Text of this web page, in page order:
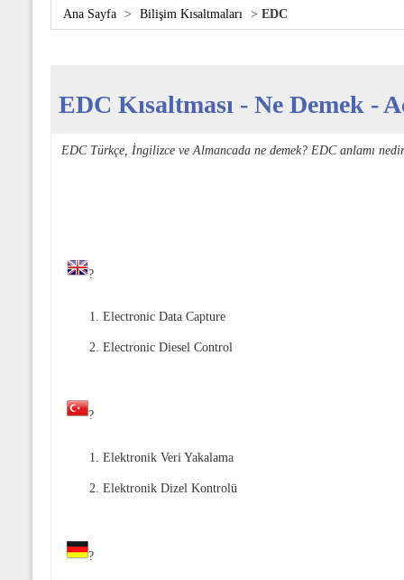
Ana Sayfa > Bilişim Kısaltmaları > EDC
EDC Kısaltması - Ne Demek -
EDC Türkçe, İngilizce ve Almancada ne demek? EDC anlamı
?
Electronic Data Capture
Electronic Diesel Control
?
Elektronik Veri Yakalama
Elektronik Dizel Kontrolü
?